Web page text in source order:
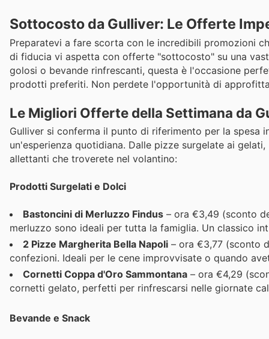
Sottocosto da Gulliver: Le Offerte
Preparatevi a fare scorta con le incredibili promozioni
di fiducia vi aspetta con offerte "sottocosto" su una
golosi o bevande rinfrescanti, questa è l'occasione
prodotti preferiti. Non perdete l'opportunità di
Le Migliori Offerte della Settimana da
Gulliver si conferma il punto di riferimento per la spesa
un'esperienza quotidiana. Dalle pizze surgelate ai
allettanti che troverete nel volantino:
Prodotti Surgelati e Dolci
Bastoncini di Merluzzo Findus – ora €3,49 (sconto
merluzzo sono ideali per tutta la famiglia. Un classico
2 Pizze Margherita Bella Napoli – ora €3,77 (sconto
confezioni. Ideali per le cene improvvisate o quando
Cornetti Coppa d'Oro Sammontana – ora €4,29
cornetti gelato, perfetti per rinfrescarsi nelle giornate
Bevande e Snack